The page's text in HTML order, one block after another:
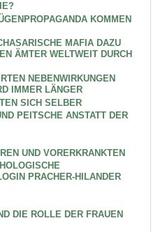
KOMMEN
MAFIA DAZU
ÄMTER WELTWEIT DURCH
NEBENWIRKUNGEN
IMMER LÄNGER
SICH SELBER
PEITSCHE ANSTATT DER
UND VORERKRANKTEN
PRACHER-HILANDER
DIE ROLLE DER FRAUEN